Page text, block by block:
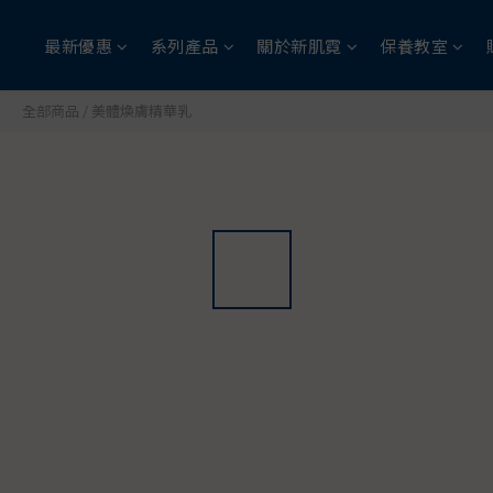
最新優惠 系列產品 關於新肌霓 保養教室
全部商品 美體煥膚精華乳